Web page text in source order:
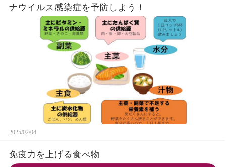
ナウイルス感染症を予防しよう！
2025/02/04
免疫力を上げる食べ物